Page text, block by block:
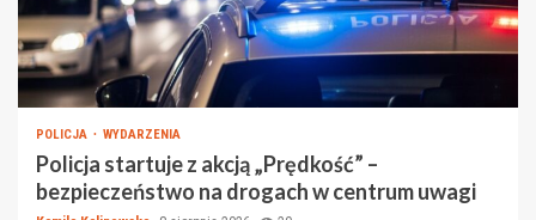
POLICJA WYDARZENIA
Policja startuje z akcją „Prędkość” –
bezpieczeństwo na drogach w centrum uwagi